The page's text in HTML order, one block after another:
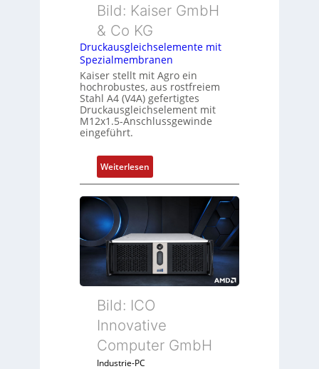
Bild: Kaiser GmbH
& Co KG
Druckausgleichselemente mit
Spezialmembranen
Kaiser stellt mit Agro ein
hochrobustes, aus rostfreiem
Stahl A4 (V4A) gefertigtes
Druckausgleichselement mit
M12x1.5-Anschlussgewinde
eingeführt.
Weiterlesen:
D
r
k
u
s
g
e
i
Bild: ICO
Innovative
Computer GmbH
Industrie-PC